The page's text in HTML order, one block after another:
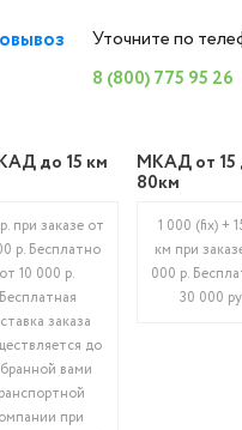
Уточните по
8 (800) 775 95 26
до 15 км
при заказе от
р. Бесплатно
от 10 000 р.
Бесплатная
заказа
до
вами
при
МКАД от 15
80км
1 000 (fix) +
км при
000 р.
30 000